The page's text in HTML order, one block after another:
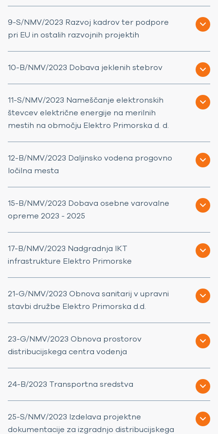
9-S/NMV/2023 Razvoj kadrov ter podpore
pri EU in ostalih razvojnih projektih
10-B/NMV/2023 Dobava jeklenih stebrov
11-S/NMV/2023 Nameščanje elektronskih
števcev električne energije na merilnih
mestih na območju Elektro Primorska d. d.
12-B/NMV/2023 Daljinsko vodena progovno
ločilna mesta
15-B/NMV/2023 Dobava osebne varovalne
opreme 2023 - 2025
17-B/NMV/2023 Nadgradnja IKT
infrastrukture Elektro Primorske
21-G/NMV/2023 Obnova sanitarij v upravni
stavbi družbe Elektro Primorska d.d.
23-G/NMV/2023 Obnova prostorov
distribucijskega centra vodenja
24-B/2023 Transportna sredstva
25-S/NMV/2023 Izdelava projektne
dokumentacije za izgradnjo distribucijskega